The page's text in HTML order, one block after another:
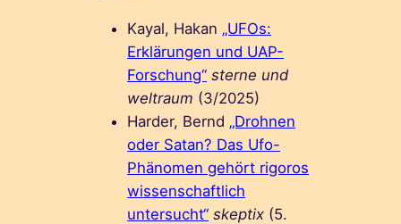
Kayal, Hakan „UFOs:
Erklärungen und UAP-
Forschung“ sterne und
weltraum (3/2025)
Harder, Bernd „Drohnen
oder Satan? Das Ufo-
Phänomen gehört rigoros
wissenschaftlich
untersucht“ skeptix (5.